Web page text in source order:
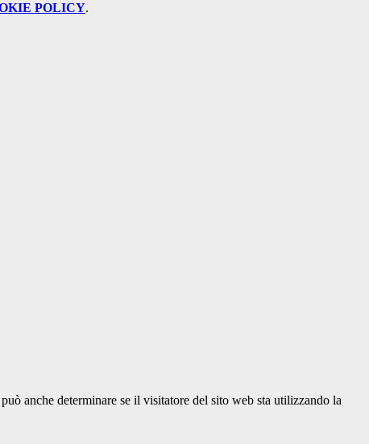
POLICY.
anche determinare se il visitatore del sito web sta utilizzando la